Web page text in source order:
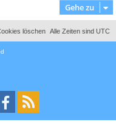
Gehe zu
Alle Zeiten sind UTC
löschen